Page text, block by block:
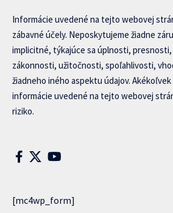
Informácie uvedené na tejto webovej
zábavné účely. Neposkytujeme žiadne
implicitné, týkajúce sa úplnosti,
zákonnosti, užitočnosti, spoľahlivosti,
žiadneho iného aspektu údajov.
informácie uvedené na tejto webovej
riziko.
[mc4wp_form]